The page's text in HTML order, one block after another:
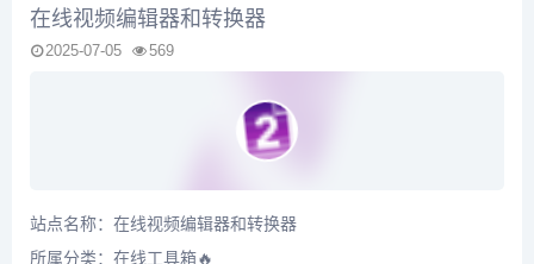
在线视频编辑器和转换器
2025-07-05 569
站点名称：在线视频编辑器和转换器
所属分类： 在线工具箱🔥